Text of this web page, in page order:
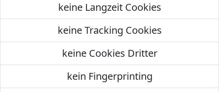
keine Langzeit Cookies
keine Tracking Cookies
keine Cookies Dritter
kein Fingerprinting